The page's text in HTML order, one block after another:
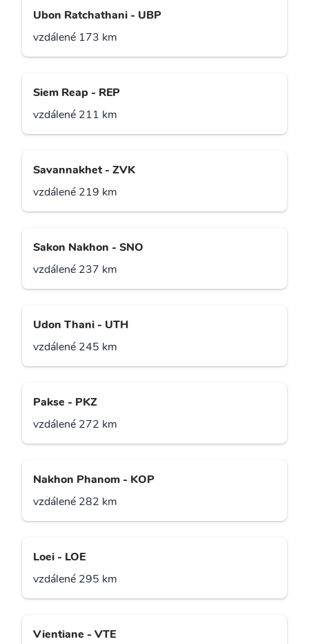
Ubon Ratchathani - UBP
vzdálené 173 km
Siem Reap - REP
vzdálené 211 km
Savannakhet - ZVK
vzdálené 219 km
Sakon Nakhon - SNO
vzdálené 237 km
Udon Thani - UTH
vzdálené 245 km
Pakse - PKZ
vzdálené 272 km
Nakhon Phanom - KOP
vzdálené 282 km
Loei - LOE
vzdálené 295 km
Vientiane - VTE